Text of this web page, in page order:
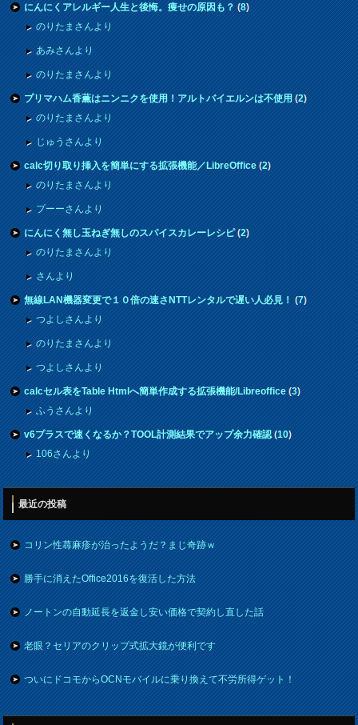
にんにくアレルギー人生と後悔。痩せの原因も？(8)
のりたまさんより
あみさんより
のりたまさんより
プリマハム香薫はニンニクを使用！アルトバイエルンは不使用(2)
のりたまさんより
じゅうさんより
calc切り取り挿入を簡単にする拡張機能／LibreOffice(2)
のりたまさんより
プーーさんより
にんにく無し玉ねぎ無しのスパイスカレーレシピ(2)
のりたまさんより
さんより
無線LAN機器変更で１０倍の速さNTTレンタルで遅い人必見！(7)
つよしさんより
のりたまさんより
つよしさんより
calcセル表をTable Htmlへ簡単作成する拡張機能/Libreoffice(3)
ふうさんより
v6プラスで速くなるか？TOOL計測結果でアップ余力確認(10)
106さんより
最近の投稿
コリン性蕁麻疹が治ったようだ？まじ奇跡ｗ
勝手に消えたOffice2016を復活した方法
ノートンの自動延長を返金し安い価格で契約し直した話
老眼？セリアのクリップ式拡大鏡が便利です
ついにドコモからOCNモバイルに乗り換えて不労所得ゲット！